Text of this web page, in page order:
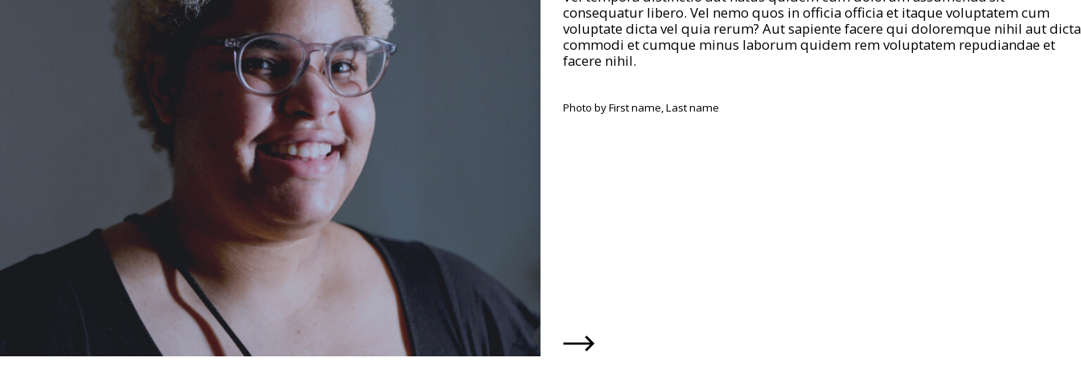
consequatur libero. Vel nemo quos in officia officia et itaque voluptatem cum
voluptate dicta vel quia rerum? Aut sapiente facere qui doloremque nihil aut dicta
commodi et cumque minus laborum quidem rem voluptatem repudiandae et
facere nihil.
Photo by First name, Last name